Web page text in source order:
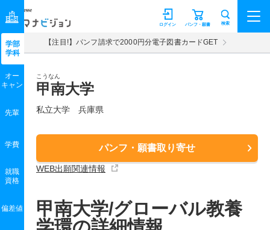
マナビジョン パンフ・願書
ログイン 検索
【注目!】パンフ請求で2000円分電子図書カードGET
こうなん
甲南大学
私立大学 兵庫県
パンフ・願書取り寄せ
WEB出願関連情報
学部
学科
オー
キャン
先輩
学費
就職
資格
偏差値
甲南大学/グローバル教養